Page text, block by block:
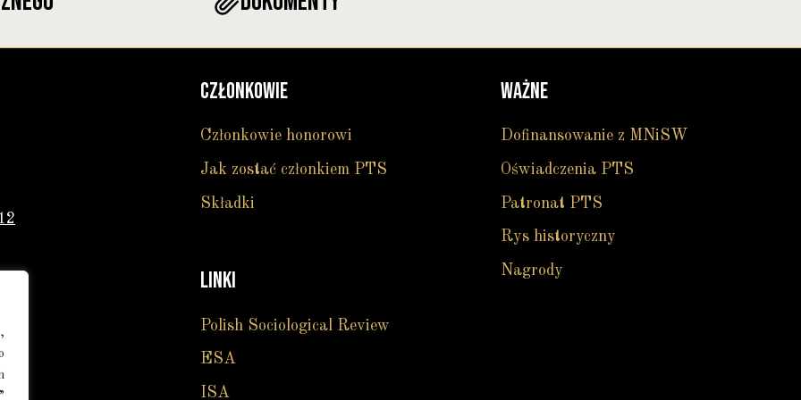
CZŁONKOWIE
Członkowie honorowi
Jak zostać członkiem PTS
Składki
LINKI
Polish Sociological Review
ESA
ISA
WAŻNE
Dofinansowanie z MNiSW
Oświadczenia PTS
Patronat PTS
Rys historyczny
Nagrody